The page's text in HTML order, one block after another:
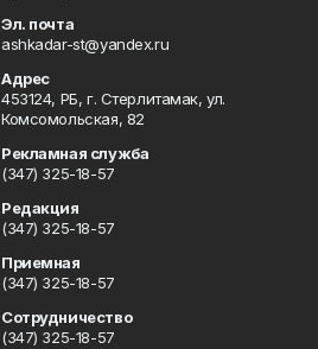
Эл. почта
ashkadar-st@yandex.ru
Адрес
453124, РБ, г. Стерлитамак, ул.
Комсомольская, 82
Рекламная служба
(347) 325-18-57
Редакция
(347) 325-18-57
Приемная
(347) 325-18-57
Сотрудничество
(347) 325-18-57